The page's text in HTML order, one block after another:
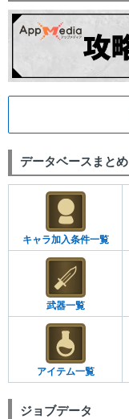
データベースまとめ
キャラ加入条件一覧
武器一覧
アイテム一覧
ジョブデータ